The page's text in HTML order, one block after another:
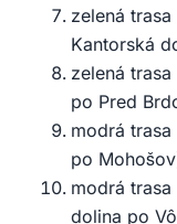
zelená
Kantorská
zelená
po Pred
modrá trasa
po
modrá trasa
dolina po